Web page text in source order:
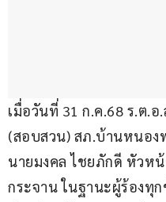
เมื่อวันที่ 31 ก.ค.68 ร.ต.อ
(สอบสวน) สภ.บ้านหนอง
นายมงคล ไชยภักดี หัวห
กระจาน ในฐานะผู้ร้องทุ